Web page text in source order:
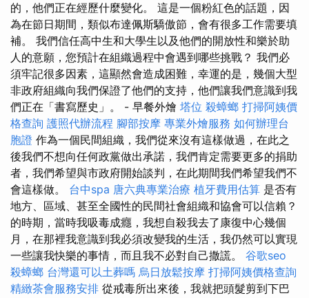
的，他們正在經歷什麼變化。 這是一個粉紅色的話題，因
為在節日期間，類似布達佩斯驕傲節，會有很多工作需要填
補。 我們信任高中生和大學生以及他們的開放性和樂於助
人的意願，您預計在組織過程中會遇到哪些挑戰？ 我們必
須牢記很多因素，這顯然會造成困難，幸運的是，幾個大型
非政府組織向我們保證了他們的支持，他們讓我們意識到我
們正在「書寫歷史」。 - 早餐外燴 塔位 殺蟑螂 打掃阿姨價
格查詢 護照代辦流程 腳部按摩 專業外燴服務 如何辦理台
胞證 作為一個民間組織，我們從來沒有這樣做過，在此之
後我們不想向任何政黨做出承諾，我們肯定需要更多的捐助
者，我們希望與市政府開始談判，在此期間我們希望我們不
會這樣做。 台中spa 唐六典專業治療 植牙費用估算 是否有
地方、區域、甚至全國性的民間社會組織和協會可以信賴？
的時期，當時我吸毒成癮，我想自殺我去了康復中心幾個
月，在那裡我意識到我必須改變我的生活，我仍然可以實現
一些讓我快樂的事情，而且我不必對自己撒謊。 谷歌seo
殺蟑螂 台灣還可以土葬嗎 烏日放鬆按摩 打掃阿姨價格查詢
精緻茶會服務安排 從戒毒所出來後，我就把頭髮剪到下巴